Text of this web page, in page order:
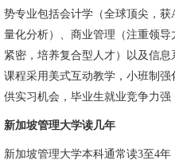
势专业包括会计学（全球顶尖，
量化分析）、商业管理（注重领
紧密，培养复合型人才）以及信息
课程采用美式互动教学，小班制
供实习机会，毕业生就业竞争力强
新加坡管理大学读几年
新加坡管理大学本科通常读3至4